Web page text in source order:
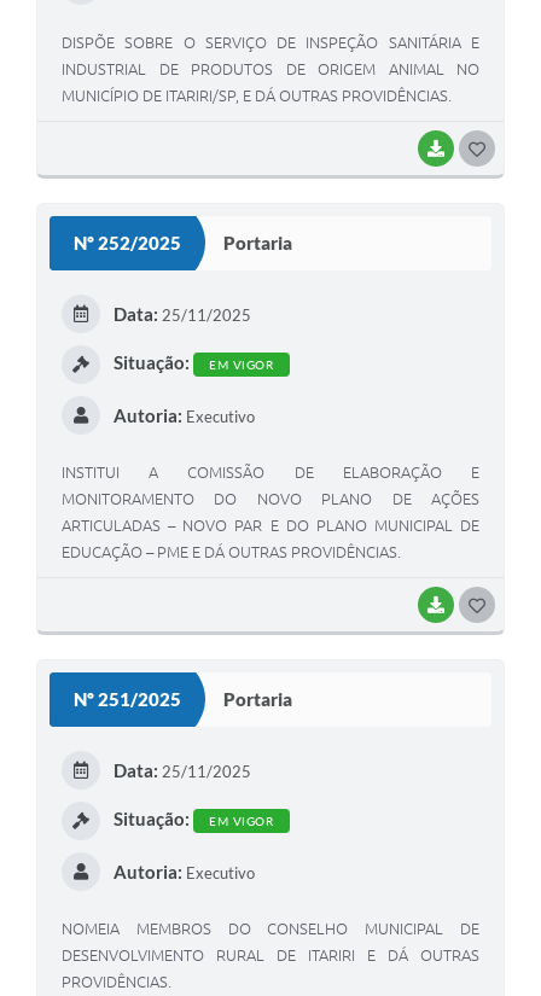
BAIXAR
DISPÕE SOBRE O SERVIÇO DE INSPEÇÃO SANITÁRIA E
INDUSTRIAL DE PRODUTOS DE ORIGEM ANIMAL NO
MUNICÍPIO DE ITARIRI/SP, E DÁ OUTRAS PROVIDÊNCIAS.
Nº 252/2025 Portaria
BAIXAR
Data: 25/11/2025
Situação: EM VIGOR
Autoria: Executivo
INSTITUI A COMISSÃO DE ELABORAÇÃO E
MONITORAMENTO DO NOVO PLANO DE AÇÕES
ARTICULADAS – NOVO PAR E DO PLANO MUNICIPAL DE
EDUCAÇÃO – PME E DÁ OUTRAS PROVIDÊNCIAS.
Nº 251/2025 Portaria
Data: 25/11/2025
Situação: EM VIGOR
Autoria: Executivo
NOMEIA MEMBROS DO CONSELHO MUNICIPAL DE
DESENVOLVIMENTO RURAL DE ITARIRI E DÁ OUTRAS
PROVIDÊNCIAS.